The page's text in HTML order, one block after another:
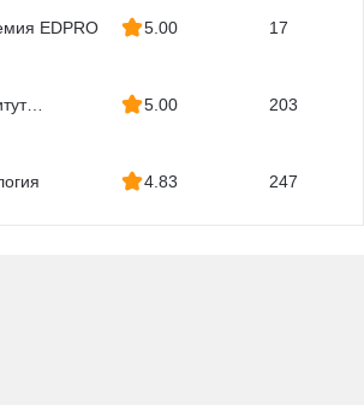
EDPRO 5.00 17
5.00 203
4.83 247